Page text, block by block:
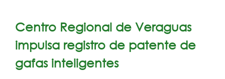
Menu
Principal
Nuestra Facultad
Oferta Académica
Secretarías
Centro Regional de Veraguas
impulsa registro de patente de
gafas inteligentes